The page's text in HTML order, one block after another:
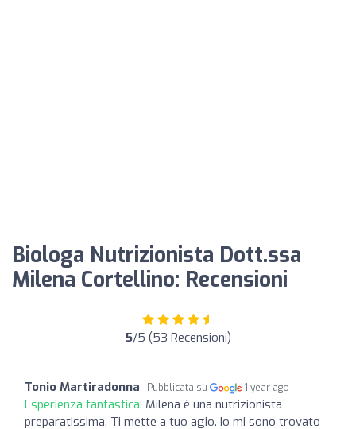
Biologa Nutrizionista Dott.ssa
Milena Cortellino: Recensioni
5/5 (53 Recensioni)
Tonio Martiradonna Pubblicata su 1 year ago
Esperienza fantastica: Milena è una nutrizionista
preparatissima. Ti mette a tuo agio. Io mi sono trovato